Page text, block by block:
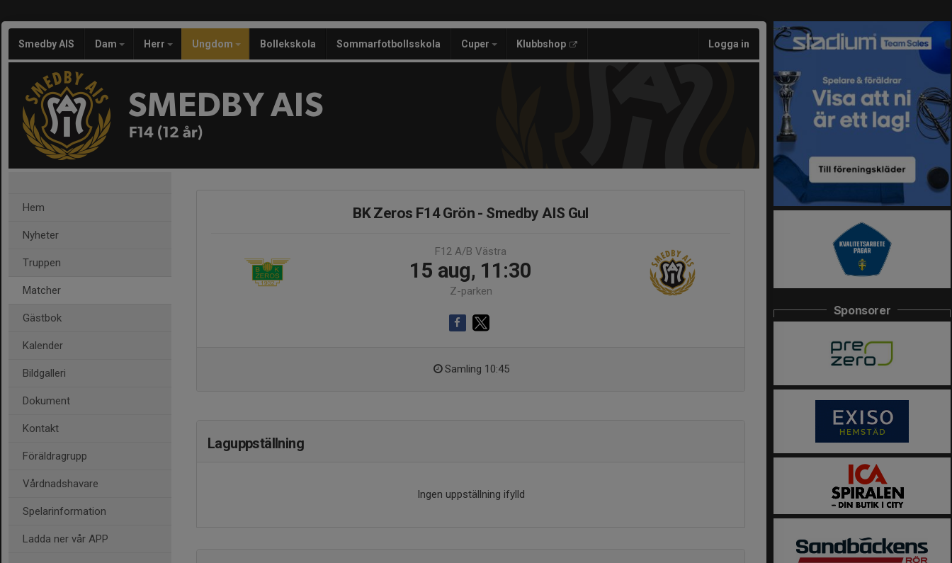
Smedby AIS Dam Herr Ungdom Bollekskola Sommarfotbollsskola Cuper Klubbshop Logga in
SMEDBY AIS
F14 (12 år)
Hem
Nyheter
Truppen
Matcher
Gästbok
Kalender
Bildgalleri
Dokument
Kontakt
Föräldragrupp
Vårdnadshavare
Spelarinformation
Ladda ner vår APP
BK Zeros F14 Grön - Smedby AIS Gul
F12 A/B Västra
15 aug, 11:30
Z-parken
Samling 10:45
Laguppställning
Ingen uppställning ifylld
Sponsorer